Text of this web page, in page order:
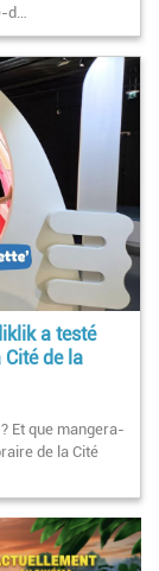
a testé
Cité de la
Et que mangera-
de la Cité